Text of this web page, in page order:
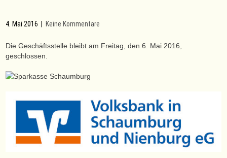
4. Mai 2016 Keine Kommentare
Die Geschäftsstelle bleibt am Freitag, den 6. Mai 2016,
geschlossen.